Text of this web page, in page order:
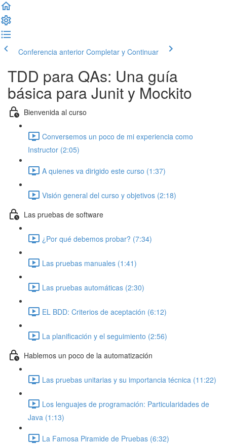
Conferencia anterior Completar y Continuar
TDD para QAs: Una guía
básica para Junit y Mockito
Bienvenida al curso
Conversemos un poco de mi experiencia como
Instructor (2:05)
A quienes va dirigido este curso (1:37)
Visión general del curso y objetivos (2:18)
Las pruebas de software
¿Por qué debemos probar? (7:34)
Las pruebas manuales (1:41)
Las pruebas automáticas (2:30)
EL BDD: Criterios de aceptación (6:12)
La planificación y el seguimiento (2:56)
Hablemos un poco de la automatización
Las pruebas unitarias y su importancia técnica (11:22)
Los lenguajes de programación: Particularidades de
Java (1:13)
La Famosa Piramide de Pruebas (6:32)